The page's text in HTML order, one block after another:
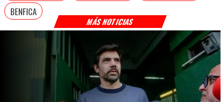
MÁS NOTICIAS
BENFICA